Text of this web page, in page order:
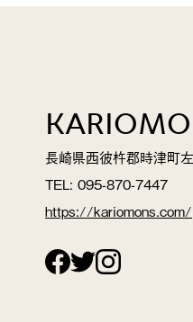
長崎県西彼杵郡時津町
TEL: 095-870-7447
https://kariomons.com/